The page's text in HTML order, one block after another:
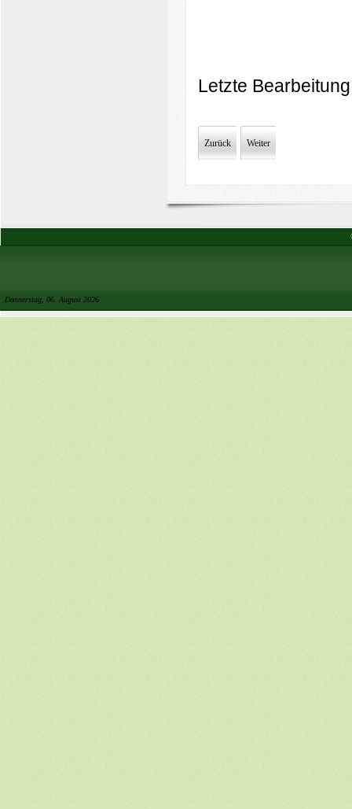
Letzte
Zurück Weiter
Donnerstag, 06. August 2026